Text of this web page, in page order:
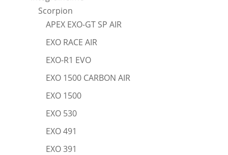
Scorpion
APEX EXO-GT SP AIR
EXO RACE AIR
EXO-R1 EVO
EXO 1500 CARBON AIR
EXO 1500
EXO 530
EXO 491
EXO 391